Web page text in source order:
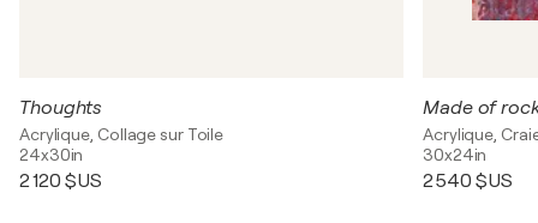
Thoughts
Acrylique, Collage sur Toile
24x30in
2 120 $US
Made of
Acrylique,
30x24in
2 540 $US